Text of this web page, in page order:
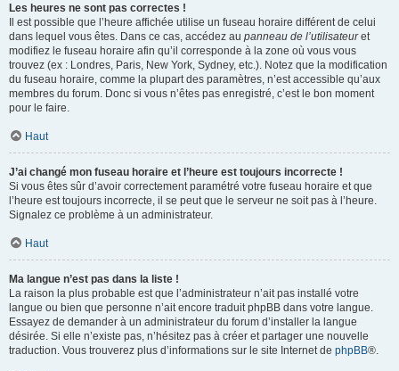
Les heures ne sont pas correctes !
Il est possible que l’heure affichée utilise un fuseau horaire différent de celui
dans lequel vous êtes. Dans ce cas, accédez au panneau de l’utilisateuret
modifiez le fuseau horaire afin qu’il corresponde à la zone où vous vous
trouvez (ex : Londres, Paris, New York, Sydney, etc.). Notez que la modification
du fuseau horaire, comme la plupart des paramètres, n’est accessible qu’aux
membres du forum. Donc si vous n’êtes pas enregistré, c’est le bon moment
pour le faire.
Haut
J’ai changé mon fuseau horaire et l’heure est toujours incorrecte !
Si vous êtes sûr d’avoir correctement paramétré votre fuseau horaire et que
l’heure est toujours incorrecte, il se peut que le serveur ne soit pas à l’heure.
Signalez ce problème à un administrateur.
Haut
Ma langue n’est pas dans la liste !
La raison la plus probable est que l’administrateur n’ait pas installé votre
langue ou bien que personne n’ait encore traduit phpBB dans votre langue.
Essayez de demander à un administrateur du forum d’installer la langue
désirée. Si elle n’existe pas, n’hésitez pas à créer et partager une nouvelle
traduction. Vous trouverez plus d’informations sur le site Internet de phpBB®.